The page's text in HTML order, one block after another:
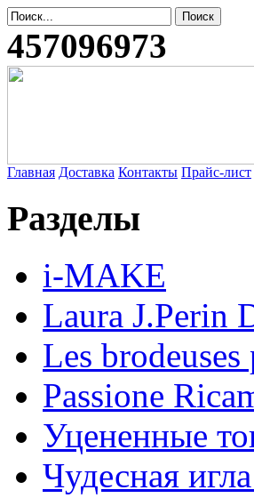
457096973
Главная Доставка Контакты Прайс-лист
Разделы
i-MAKE
Laura J.Perin
Les
Passione
Уцененные
Чудесная